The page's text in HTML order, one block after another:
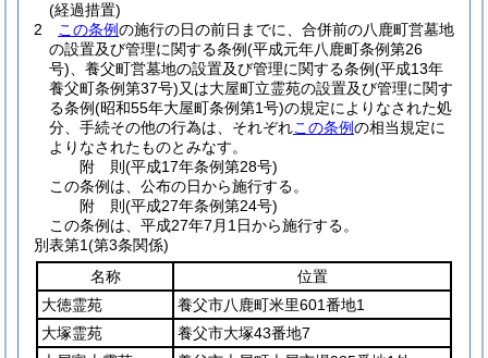
(経過措置)
2
この条例の施行の日の前日までに、合併前の八鹿町営墓地
の設置及び管理に関する条例(平成元年八鹿町条例第26
号) 、養父町営墓地の設置及び管理に関する条例(平成13年
養父町条例第37号)又は大屋町立霊苑の設置及び管理に関す
る条例(昭和55年大屋町条例第1号)の規定によりなされた処
分、手続その他の行為は、それぞれこの条例の相当規定に
よりなされたものとみなす。
附 則(平成17年条例第28号)
この条例は、公布の日から施行する。
附 則(平成27年条例第24号)
この条例は、平成27年7月1日から施行する。
別表第1(第3条関係)
名称
位置
大徳霊苑
養父市八鹿町米里601番地1
大塚霊苑
養父市大塚43番地7